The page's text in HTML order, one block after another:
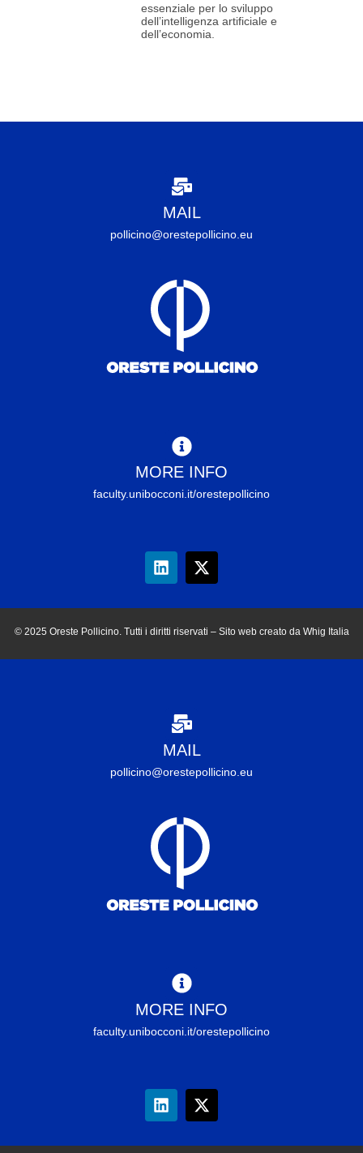
essenziale per lo sviluppo
dell’intelligenza artificiale e
dell’economia.
MAIL
pollicino@orestepollicino.eu
MORE INFO
faculty.unibocconi.it/orestepollicino
© 2025 Oreste Pollicino. Tutti i diritti riservati – Sito web creato da Whig Italia
MAIL
pollicino@orestepollicino.eu
MORE INFO
faculty.unibocconi.it/orestepollicino